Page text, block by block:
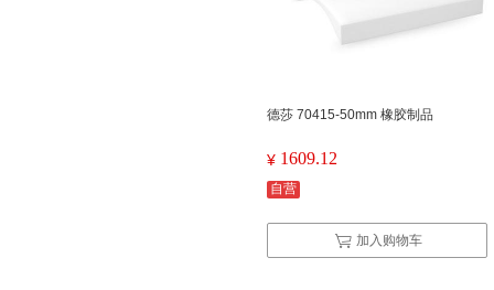
德莎 70415-50mm 橡胶制品
¥ 1609.12
自营
加入购物车